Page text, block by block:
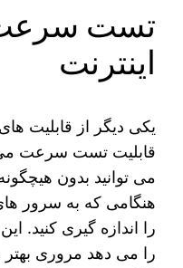
تست سرعت
اینترنت
یکی دیگر از قابلیت
قابلیت تست سرعت می
می‌ توانید بدون
هنگامی که به سرور
را اندازه گیری کنید.
را می‌ دهد مروری بهتر